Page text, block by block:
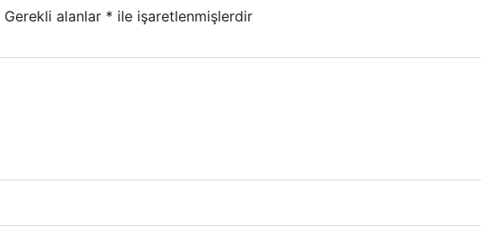
Gerekli alanlar * ile işaretlenmişlerdir